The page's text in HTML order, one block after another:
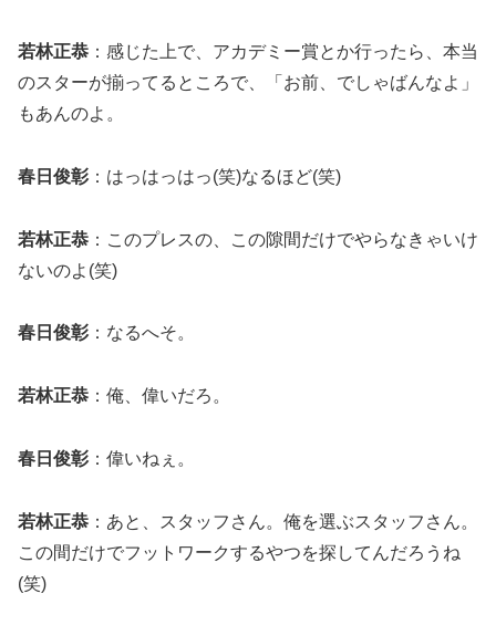
若林正恭 ：感じた上で、アカデミー賞とか行ったら、本当
のスターが揃ってるところで、「お前、でしゃばんなよ」
もあんのよ。
春日俊彰 ：はっはっはっ(笑)なるほど(笑)
若林正恭 ：このプレスの、この隙間だけでやらなきゃいけ
ないのよ(笑)
春日俊彰 ：なるへそ。
若林正恭 ：俺、偉いだろ。
春日俊彰 ：偉いねぇ。
若林正恭 ：あと、スタッフさん。俺を選ぶスタッフさん。
この間だけでフットワークするやつを探してんだろうね
(笑)